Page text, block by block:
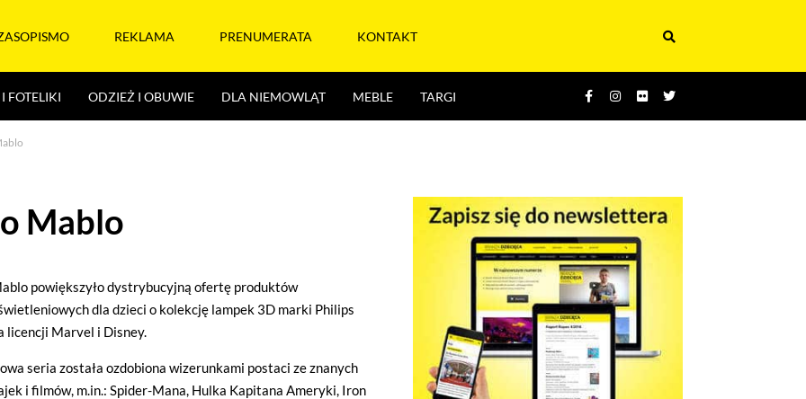
REKLAMA PRENUMERATA KONTAKT
FOTELIKI ODZIEŻ I OBUWIE DLA NIEMOWLĄT MEBLE TARGI
Mablo
powiększyło dystrybucyjną ofertę produktów
dla dzieci o kolekcję lampek 3D marki Philips
licencji Marvel i Disney.
seria została ozdobiona wizerunkami postaci ze znanych
i filmów, m.in.: Spider-Mana, Hulka Kapitana Ameryki, Iron